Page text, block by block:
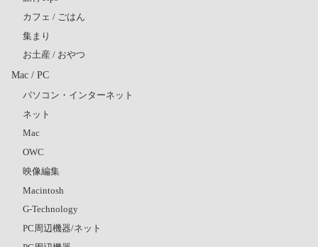
カフェ / ごはん
集まり
お土産 / おやつ
Mac / PC
パソコン・インターネット
ネット
Mac
OWC
映像編集
Macintosh
G-Technology
PC周辺機器/ネット